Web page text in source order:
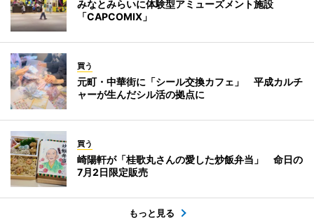
みなとみらいに体験型アミューズメント施設
「CAPCOMIX」
買う
元町・中華街に「シール交換カフェ」 平成カルチ
ャーが生んだシル活の拠点に
買う
崎陽軒が「桂歌丸さんの愛した炒飯弁当」 命日の
7月2日限定販売
もっと見る